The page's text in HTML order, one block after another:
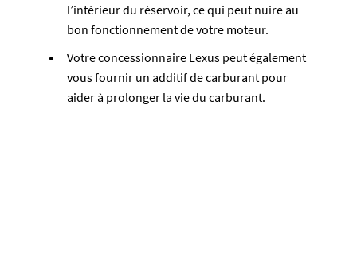
l’intérieur du réservoir, ce qui peut nuire au
bon fonctionnement de votre moteur.
Votre concessionnaire Lexus peut également
vous fournir un additif de carburant pour
aider à prolonger la vie du carburant.